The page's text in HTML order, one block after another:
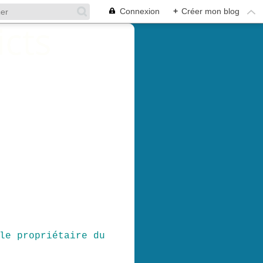
Connexion + Créer mon blog
propriétaire du